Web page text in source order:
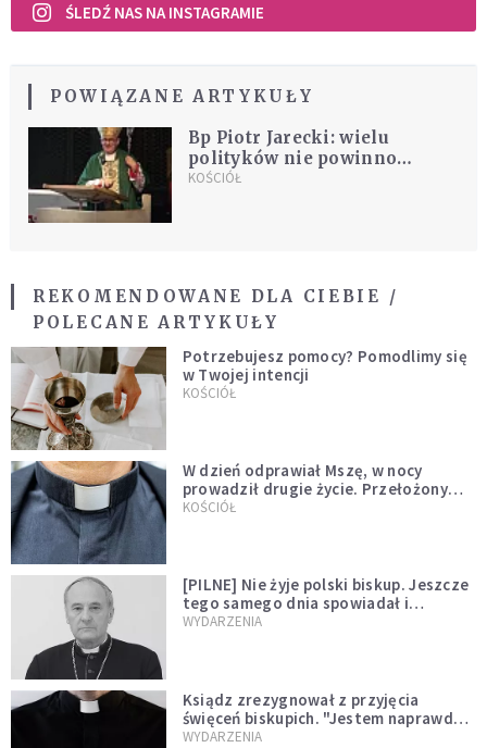
ŚLEDŹ NAS NA INSTAGRAMIE
POWIĄZANE ARTYKUŁY
Bp Piotr Jarecki: wielu
polityków nie powinno
zajmować się polityką
KOŚCIÓŁ
REKOMENDOWANE DLA CIEBIE /
POLECANE ARTYKUŁY
Potrzebujesz pomocy? Pomodlimy się
w Twojej intencji
KOŚCIÓŁ
W dzień odprawiał Mszę, w nocy
prowadził drugie życie. Przełożony
kazał mu opuścić zakon
KOŚCIÓŁ
[PILNE] Nie żyje polski biskup. Jeszcze
tego samego dnia spowiadał i
sprawował Mszę świętą
WYDARZENIA
Ksiądz zrezygnował z przyjęcia
święceń biskupich. "Jestem naprawdę
niegodny"
WYDARZENIA